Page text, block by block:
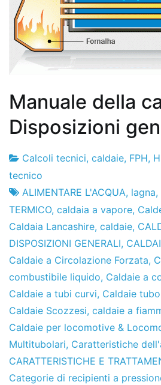
Manuale della
Disposizioni
Fabbrica
di
progetti
23
di
aprile
2010
Calcoli tecnici, caldaie, FPH,
tecnico
ALIMENTARE L'ACQUA, lagna,
TERMICO, caldaia a vapore,
Caldaia Lancashire, caldaie,
DISPOSIZIONI GENERALI,
Caldaie a Circolazione Forzata,
combustibile liquido, Caldaie a
Caldaie a tubi curvi, Caldaie
Caldaie Scozzesi, caldaie a
Caldaie per locomotive &
Multitubolari, Caratteristiche
CARATTERISTICHE E
Categorie di recipienti a